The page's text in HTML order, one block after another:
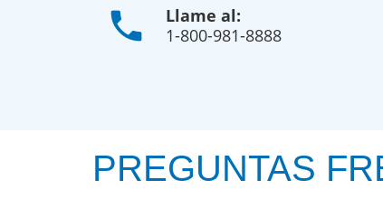
phone
Llame al:
1-800-981-8888
PREGUNTAS